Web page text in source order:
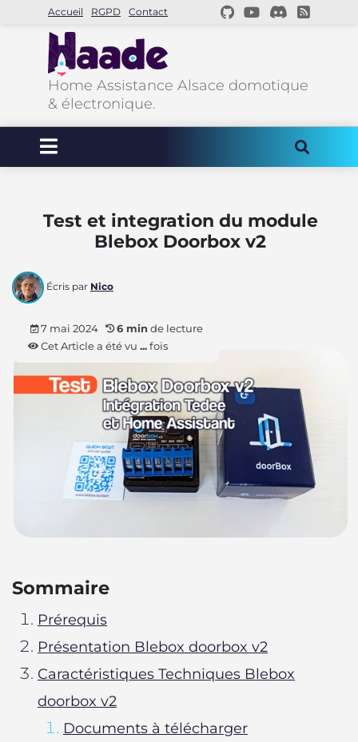
Accueil RGPD Contact
Home Assistance Alsace domotique
& électronique.
Test et integration du module
Blebox Doorbox v2
Écris par Nico
7 mai 2024 6 min de lecture
Cet Article a été vu ...fois
Sommaire
Prérequis
Présentation Blebox doorbox v2
Caractéristiques Techniques Blebox
doorbox v2
Documents à télécharger